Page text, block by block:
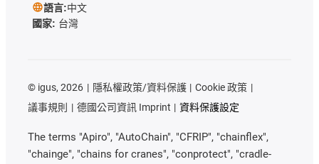
語言:中文
國家: 台灣
© igus, 2026 隱私權政策/資料保護
Cookie 政策
議事規則
德國公司資訊 Imprint 資料保護設定
The terms "Apiro", "AutoChain", "CFRIP", "chainflex",
"chainge", "chains for cranes", "conprotect", "cradle-